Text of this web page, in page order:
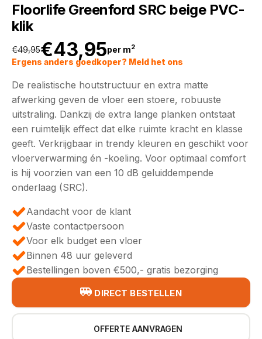
Floorlife Greenford SRC beige PVC-
klik
€49,95
Oorspronkelijke
prijs
was:
€49,95.
€43,95
Huidige
prijs
is:
€43,95.
per m2
Ergens anders goedkoper? Meld het ons
De realistische houtstructuur en extra matte
afwerking geven de vloer een stoere, robuuste
uitstraling. Dankzij de extra lange planken ontstaat
een ruimtelijk effect dat elke ruimte kracht en klasse
geeft. Verkrijgbaar in trendy kleuren en geschikt voor
vloerverwarming én -koeling. Voor optimaal comfort
is hij voorzien van een 10 dB geluiddempende
onderlaag (SRC).
Aandacht voor de klant
Vaste contactpersoon
Voor elk budget een vloer
Binnen 48 uur geleverd
Bestellingen boven €500,- gratis bezorging
DIRECT BESTELLEN
OFFERTE AANVRAGEN